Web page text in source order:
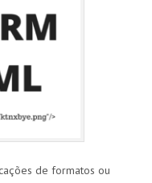
de formatos ou